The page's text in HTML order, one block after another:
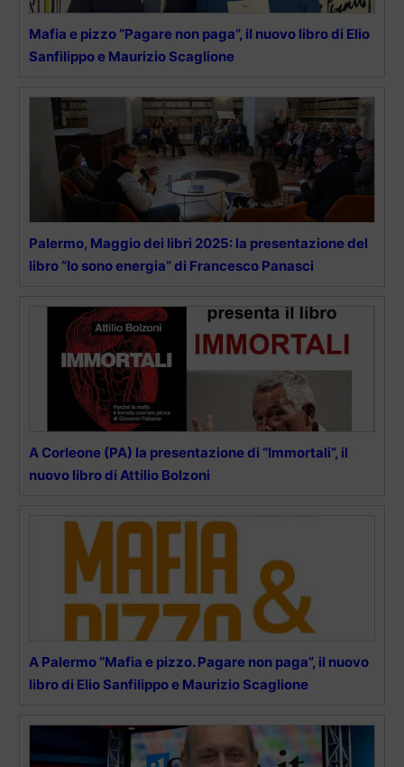
Mafia e pizzo “Pagare non paga”, il nuovo libro di Elio
Sanfilippo e Maurizio Scaglione
Palermo, Maggio dei libri 2025: la presentazione del
libro “Io sono energia” di Francesco Panasci
A Corleone (PA) la presentazione di “Immortali”, il
nuovo libro di Attilio Bolzoni
A Palermo “Mafia e pizzo. Pagare non paga”, il nuovo
libro di Elio Sanfilippo e Maurizio Scaglione